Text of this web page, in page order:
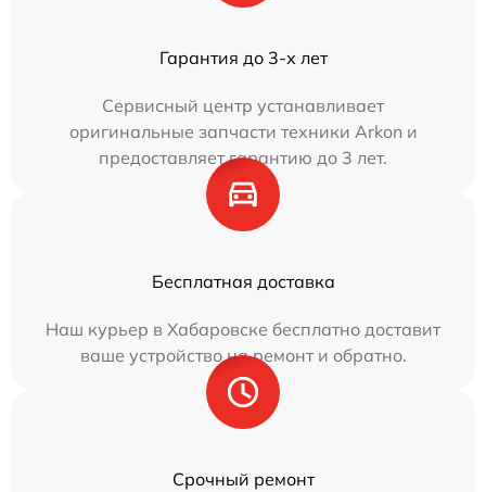
Гарантия до 3-х лет
Сервисный центр устанавливает
оригинальные запчасти техники Arkon и
предоставляет гарантию до 3 лет.
Бесплатная доставка
Наш курьер в Хабаровске бесплатно доставит
ваше устройство на ремонт и обратно.
Срочный ремонт